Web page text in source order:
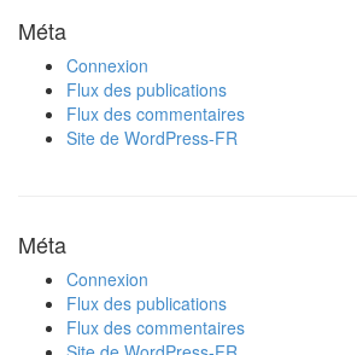
Méta
Connexion
Flux des publications
Flux des commentaires
Site de WordPress-FR
Méta
Connexion
Flux des publications
Flux des commentaires